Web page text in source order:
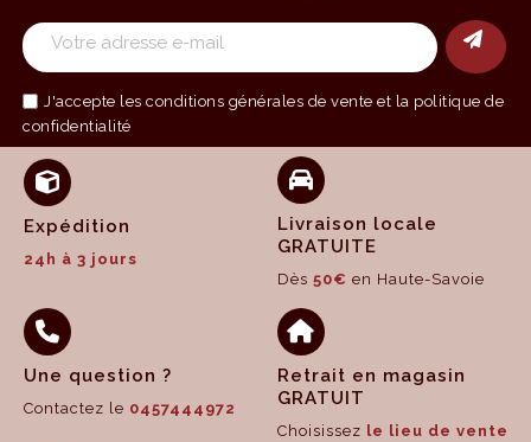
J'accepte les conditions générales de vente et la politique de
confidentialité
Expédition
24h à 3 jours
Livraison locale
GRATUITE
Dès 50€ en Haute-Savoie
Une question ?
Contactez le 0457444972
Retrait en magasin
GRATUIT
Choisissez le lieu de vente